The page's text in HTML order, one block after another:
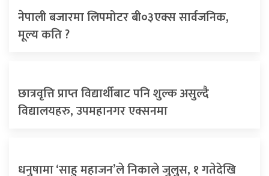
नेपाली बजारमा लिपमोटर बी०३एक्स सार्वजनिक,
मूल्य कति ?
छात्रवृत्ति प्राप्त विद्यार्थीबाट पनि शुल्क असुल्दै
विद्यालयहरु, उपमहानगर एक्सनमा
धनुषामा ‘साहु महाजन’ले निकाले जुलुस, १ गतेदेखि